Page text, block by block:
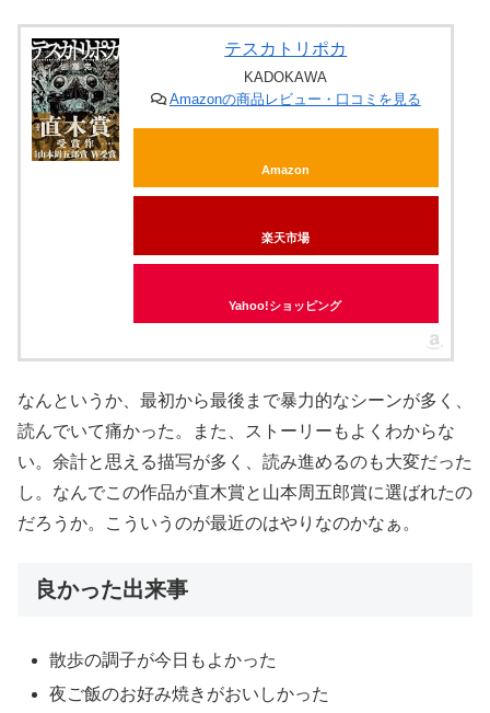
テスカトリポカ
KADOKAWA
Amazonの商品レビュー・口コミを見る
Amazon
楽天市場
Yahoo!ショッピング
なんというか、最初から最後まで暴力的なシーンが多く、
読んでいて痛かった。また、ストーリーもよくわからな
い。余計と思える描写が多く、読み進めるのも大変だった
し。なんでこの作品が直木賞と山本周五郎賞に選ばれたの
だろうか。こういうのが最近のはやりなのかなぁ。
良かった出来事
散歩の調子が今日もよかった
夜ご飯のお好み焼きがおいしかった